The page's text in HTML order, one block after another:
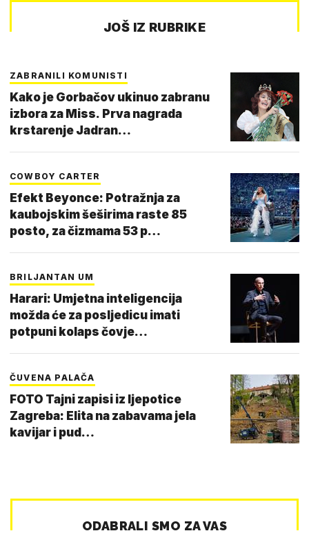
JOŠ IZ RUBRIKE
ZABRANILI KOMUNISTI
Kako je Gorbačov ukinuo zabranu
izbora za Miss. Prva nagrada
krstarenje Jadran…
COWBOY CARTER
Efekt Beyonce: Potražnja za
kaubojskim šeširima raste 85
posto, za čizmama 53 p…
BRILJANTAN UM
Harari: Umjetna inteligencija
možda će za posljedicu imati
potpuni kolaps čovje…
ČUVENA PALAČA
FOTO Tajni zapisi iz ljepotice
Zagreba: Elita na zabavama jela
kavijar i pud…